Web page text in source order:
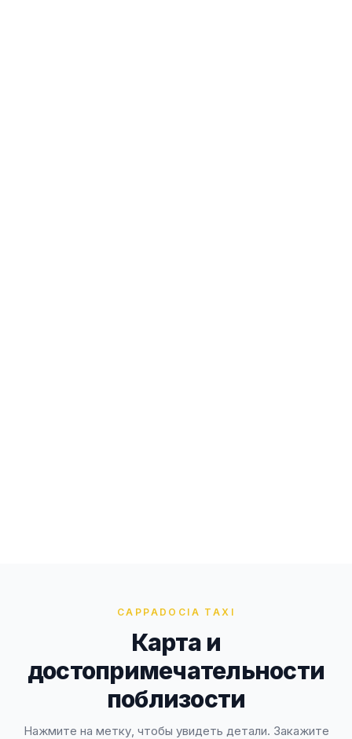
CAPPADOCIA TAXI
Карта и
достопримечательности
поблизости
Нажмите на метку, чтобы увидеть детали. Закажите